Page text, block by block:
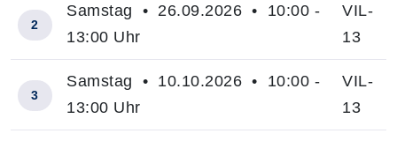
2
Samstag • 26.09.2026 • 10:00 -
13:00 Uhr
VIL-
13
3
Samstag • 10.10.2026 • 10:00 -
13:00 Uhr
VIL-
13